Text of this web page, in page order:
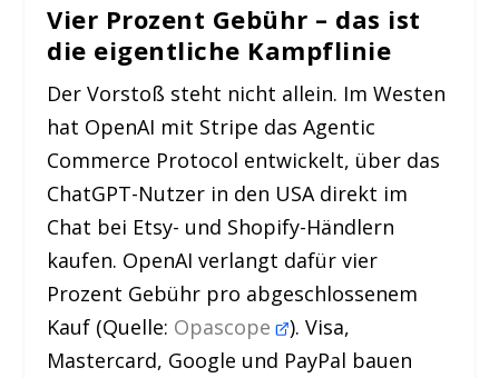
Vier Prozent Gebühr – das ist
die eigentliche Kampflinie
Der Vorstoß steht nicht allein. Im Westen
hat OpenAI mit Stripe das Agentic
Commerce Protocol entwickelt, über das
ChatGPT-Nutzer in den USA direkt im
Chat bei Etsy- und Shopify-Händlern
kaufen. OpenAI verlangt dafür vier
Prozent Gebühr pro abgeschlossenem
Kauf (Quelle: Opascope ). Visa,
Mastercard, Google und PayPal bauen